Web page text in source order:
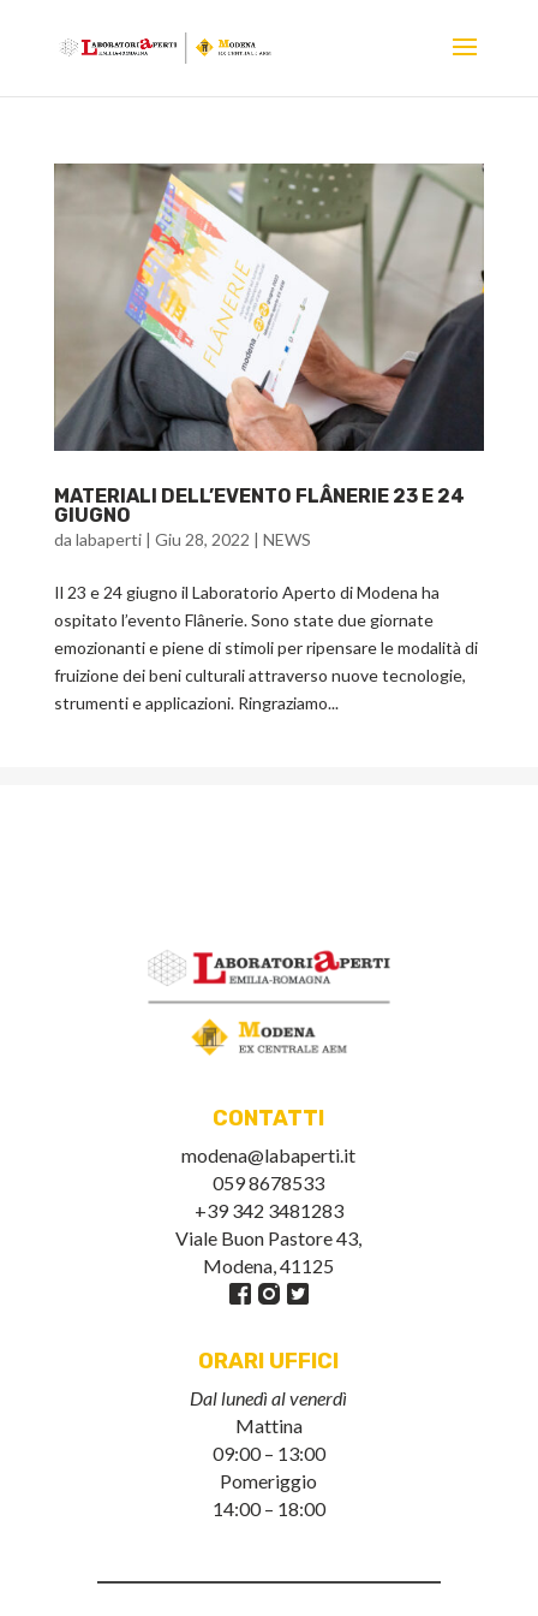
MATERIALI DELL’EVENTO FLÂNERIE 23 E 24
GIUGNO
da labaperti| Giu 28, 2022 | NEWS
Il 23 e 24 giugno il Laboratorio Aperto di Modena ha
ospitato l’evento Flânerie. Sono state due giornate
emozionanti e piene di stimoli per ripensare le modalità di
fruizione dei beni culturali attraverso nuove tecnologie,
strumenti e applicazioni. Ringraziamo...
CONTATTI
modena@labaperti.it
059 8678533
+39 342 3481283
Viale Buon Pastore 43,
Modena, 41125
ORARI UFFICI
Dal lunedì al venerdì
Mattina
09:00 – 13:00
Pomeriggio
14:00 – 18:00